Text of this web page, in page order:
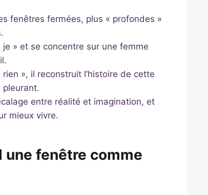
fenêtres fermées, plus « profondes »
je » et se concentre sur une femme
», il reconstruit l’histoire de cette
pleurant.
entre réalité et imagination, et
mieux vivre.
fenêtre comme